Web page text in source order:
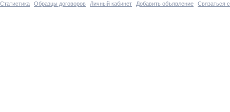
Статистика
Образцы договоров Личный кабинет Добавить объявление Связаться